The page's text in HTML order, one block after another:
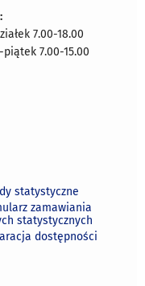
7.00-18.00
7.00-15.00
statystyczne
zamawiania
statystycznych
dostępności